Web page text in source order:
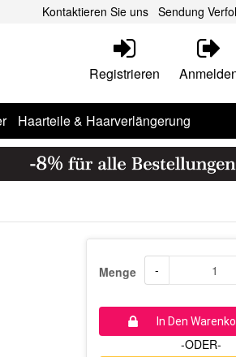
Kontaktieren Sie uns Sendung
Registrieren
Haarteile & Haarverlängerung
Menge -
In Den
-ODER-